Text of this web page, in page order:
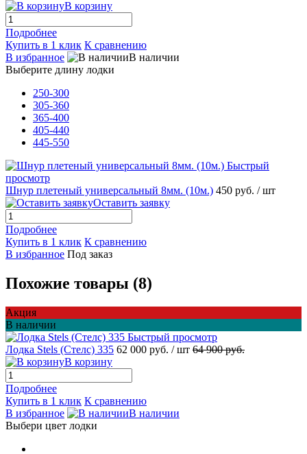
В корзину
Подробнее
Купить в 1 клик К сравнению
В избранное
В наличии
Выберите длину лодки
250-300
305-360
365-400
405-440
445-550
Быстрый
просмотр
Шнур плетеный универсальный 8мм. (10м.) 450 руб. / шт
Оставить заявку
Подробнее
Купить в 1 клик К сравнению
В избранное Под заказ
Похожие товары (8)
Акция
В наличии
Быстрый просмотр
Лодка Stels (Стелс) 335 62 000 руб. / шт 64 900 руб.
В корзину
Подробнее
Купить в 1 клик К сравнению
В избранное
В наличии
Выбери цвет лодки